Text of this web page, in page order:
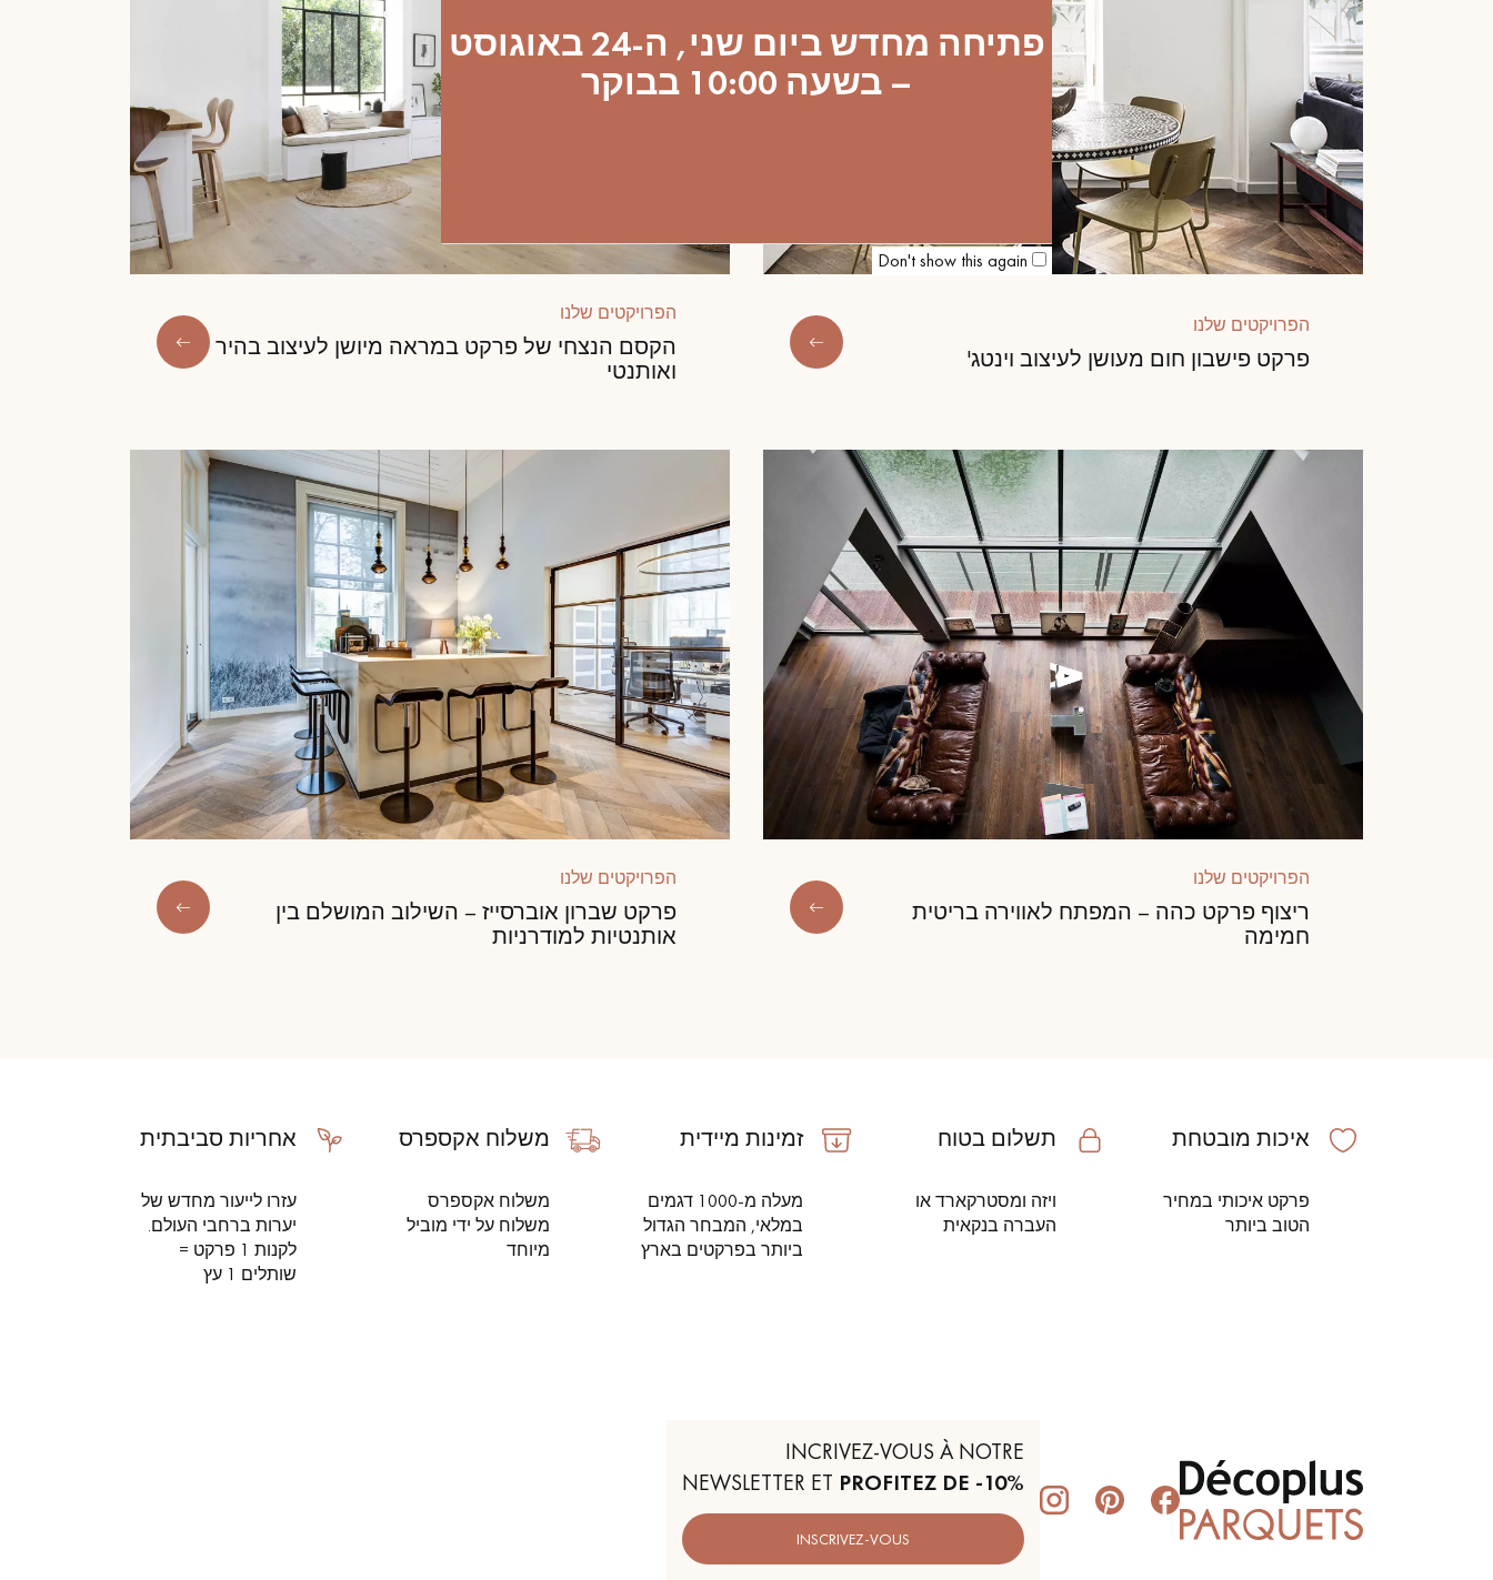
הפרויקטים שלנו
פרקט פישבון חום מעושן לעיצוב וינטג'
הפרויקטים שלנו
הקסם הנצחי של פרקט במראה מיושן לעיצוב בהיר
ואותנטי
הפרויקטים שלנו
ריצוף פרקט כהה – המפתח לאווירה בריטית
חמימה
הפרויקטים שלנו
פרקט שברון אוברסייז – השילוב המושלם בין
אותנטיות למודרניות
איכות מובטחת
פרקט איכותי במחיר
הטוב ביותר
תשלום בטוח
ויזה ומסטרקארד או
העברה בנקאית
זמינות מיידית
מעלה מ-1000 דגמים
במלאי, המבחר הגדול
ביותר בפרקטים בארץ
משלוח אקספרס
משלוח אקספרס
משלוח על ידי מוביל
מיוחד
אחריות סביבתית
עזרו לייעור מחדש של
יערות ברחבי העולם.
לקנות 1 פרקט =
שותלים 1 עץ
INCRIVEZ-VOUS À NOTRE
NEWSLETTER ET PROFITEZ DE -10%
INSCRIVEZ-VOUS
פתיחה מחדש ביום שני, ה-24 באוגוסט
– בשעה 10:00 בבוקר
Don't show this again